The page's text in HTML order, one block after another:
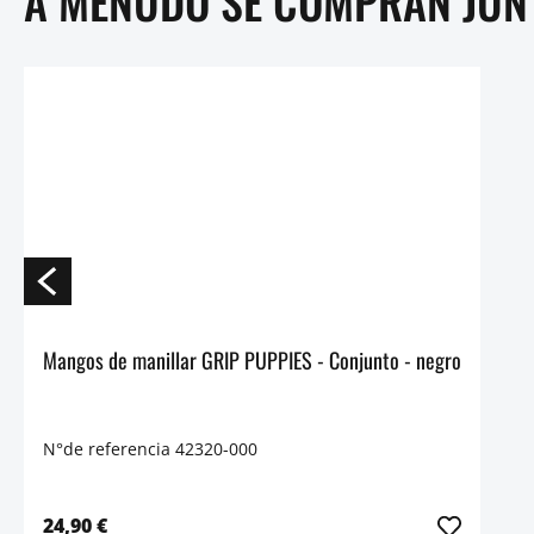
Mangos de manillar GRIP PUPPIES - Conjunto - negro
N°de referencia 42320-000
24,90 €